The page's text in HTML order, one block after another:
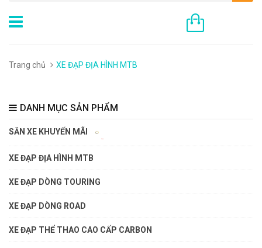
Trang chủ XE ĐẠP ĐỊA HÌNH MTB
DANH MỤC SẢN PHẨM
SĂN XE KHUYẾN MÃI
XE ĐẠP ĐỊA HÌNH MTB
XE ĐẠP DÒNG TOURING
XE ĐẠP DÒNG ROAD
XE ĐẠP THỂ THAO CAO CẤP CARBON